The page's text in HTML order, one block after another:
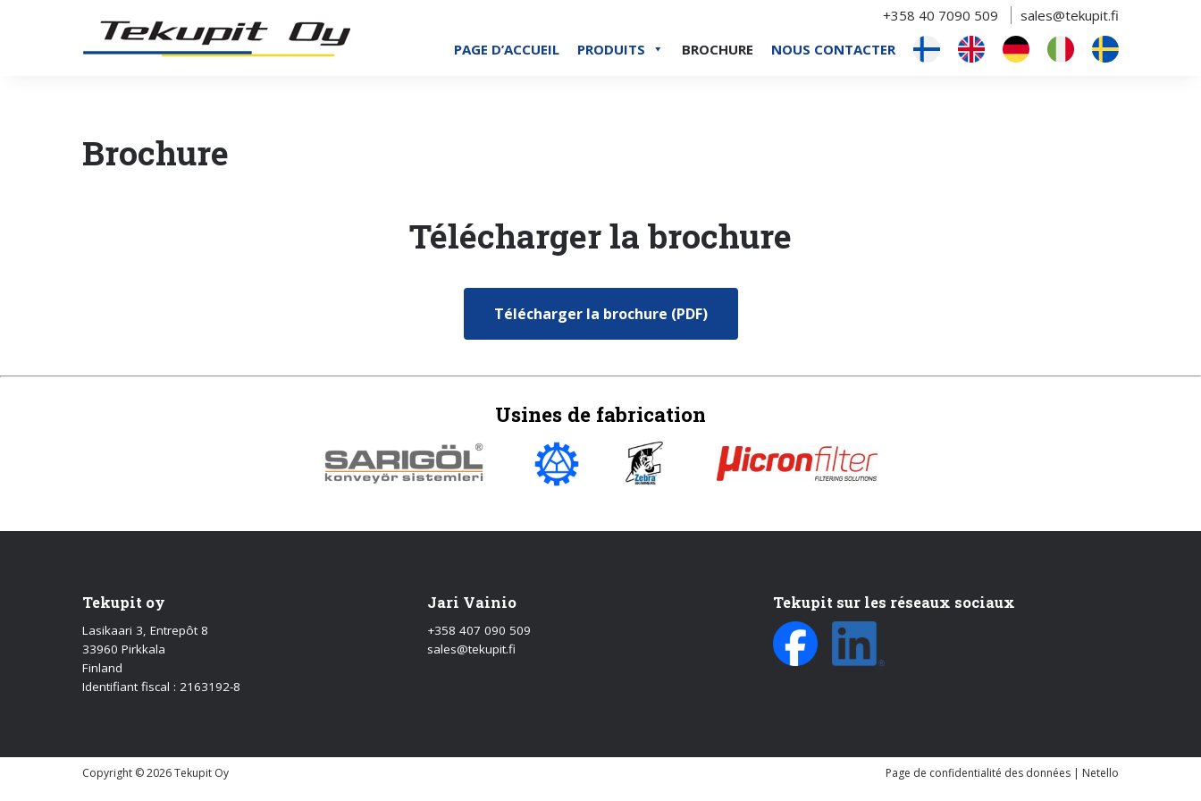
+358 40 7090 509
sales@tekupit.fi
PAGE D’ACCUEIL
PRODUITS BROCHURE NOUS CONTACTER
Brochure
Télécharger la brochure
Télécharger la brochure (PDF)
Usines de fabrication
Tekupit oy
Lasikaari 3, Entrepôt 8
33960 Pirkkala
Finland
Identifiant fiscal : 2163192-8
Jari Vainio
+358 407 090 509
sales@tekupit.fi
Tekupit sur les réseaux sociaux
Copyright © 2026 Tekupit Oy Page de confidentialité des données | Netello